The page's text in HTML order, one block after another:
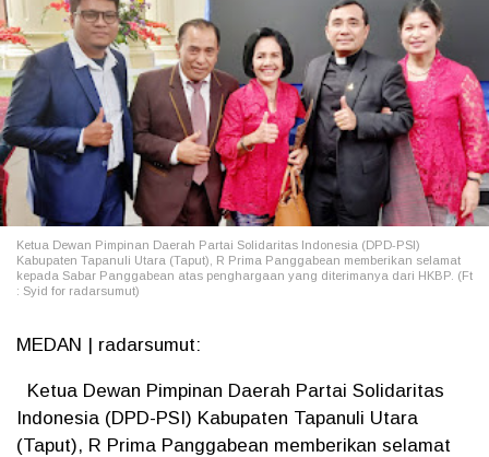
Ketua Dewan Pimpinan Daerah Partai Solidaritas Indonesia (DPD-PSI)
Kabupaten Tapanuli Utara (Taput), R Prima Panggabean memberikan selamat
kepada Sabar Panggabean atas penghargaan yang diterimanya dari HKBP. (Ft
: Syid for radarsumut)
MEDAN | radarsumut:
Ketua Dewan Pimpinan Daerah Partai Solidaritas
Indonesia (DPD-PSI) Kabupaten Tapanuli Utara
(Taput), R Prima Panggabean memberikan selamat